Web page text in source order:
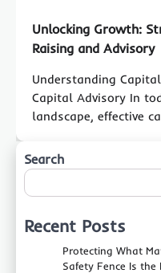
Unlocking Growth:
Raising and Advisory
Understanding
Capital Advisory In
landscape, effective
Search
Recent Posts
Protecting What
Safety Fence Is